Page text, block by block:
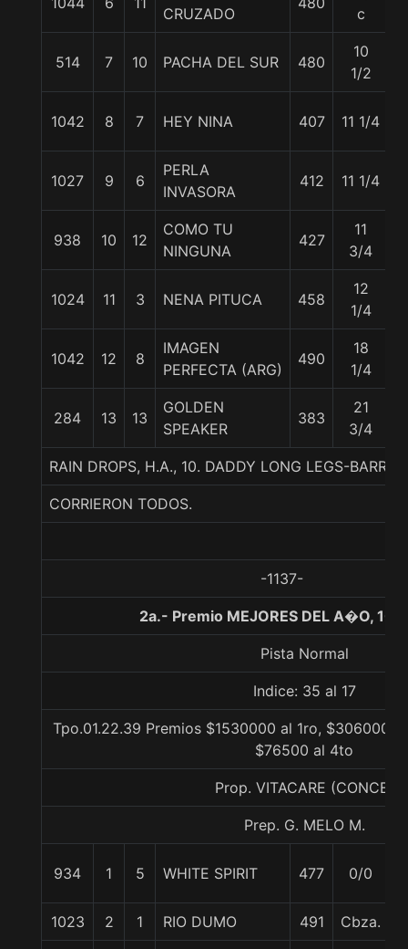
CRUZADO
c
514 7 10 PACHA DEL SUR 480
10
1/2
1042 8 7 HEY NINA 407 11 1/4
1027 9 6
PERLA
INVASORA
412 11 1/4
938 10 12
COMO TU
NINGUNA
427
11
3/4
1024 11 3 NENA PITUCA 458
12
1/4
1042 12 8
IMAGEN
PERFECTA (ARG)
490
18
1/4
284 13 13
GOLDEN
SPEAKER
383
21
3/4
RAIN DROPS, H.A., 10. DADDY LONG LEGS-
CORRIERON TODOS.
-1137-
2a.- Premio MEJORES DEL A�O,
Pista Normal
Indice: 35 al 17
Tpo.01.22.39 Premios $1530000 al 1ro, $306000
$76500 al 4to
Prop. VITACARE (CONCE)
Prep. G. MELO M.
934 1 5 WHITE SPIRIT 477 0/0
1023 2 1 RIO DUMO 491 Cbza.